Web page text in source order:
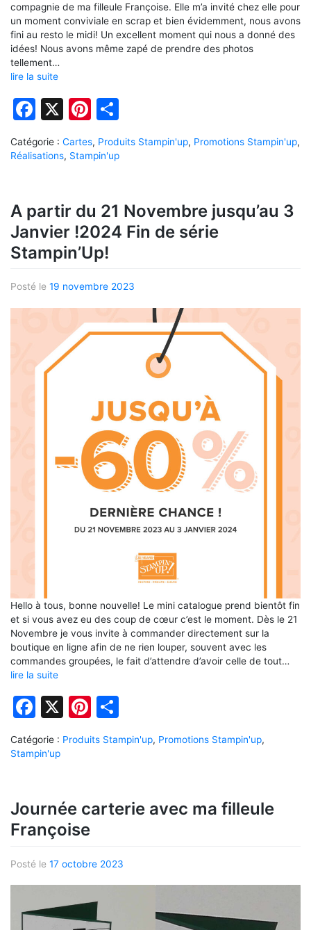
compagnie de ma filleule Françoise. Elle m’a invité chez elle pour
un moment conviviale en scrap et bien évidemment, nous avons
fini au resto le midi! Un excellent moment qui nous a donné des
idées! Nous avons même zapé de prendre des photos
tellement…
lire la suite
Facebook
X Pinterest
Catégorie : Cartes, Produits Stampin'up, Promotions Stampin'up,
Réalisations, Stampin'up
A partir du 21 Novembre jusqu’au 3
Janvier !2024 Fin de série
Stampin’Up!
Posté le 19 novembre 2023
Hello à tous, bonne nouvelle! Le mini catalogue prend bientôt fin
et si vous avez eu des coup de cœur c’est le moment. Dès le 21
Novembre je vous invite à commander directement sur la
boutique en ligne afin de ne rien louper, souvent avec les
commandes groupées, le fait d’attendre d’avoir celle de tout…
lire la suite
Facebook
X Pinterest
Catégorie : Produits Stampin'up, Promotions Stampin'up,
Stampin'up
Journée carterie avec ma filleule
Françoise
Posté le 17 octobre 2023